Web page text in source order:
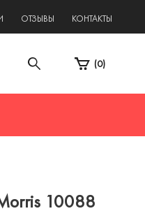
ОТЗЫВЫ КОНТАКТЫ
(0)
10088